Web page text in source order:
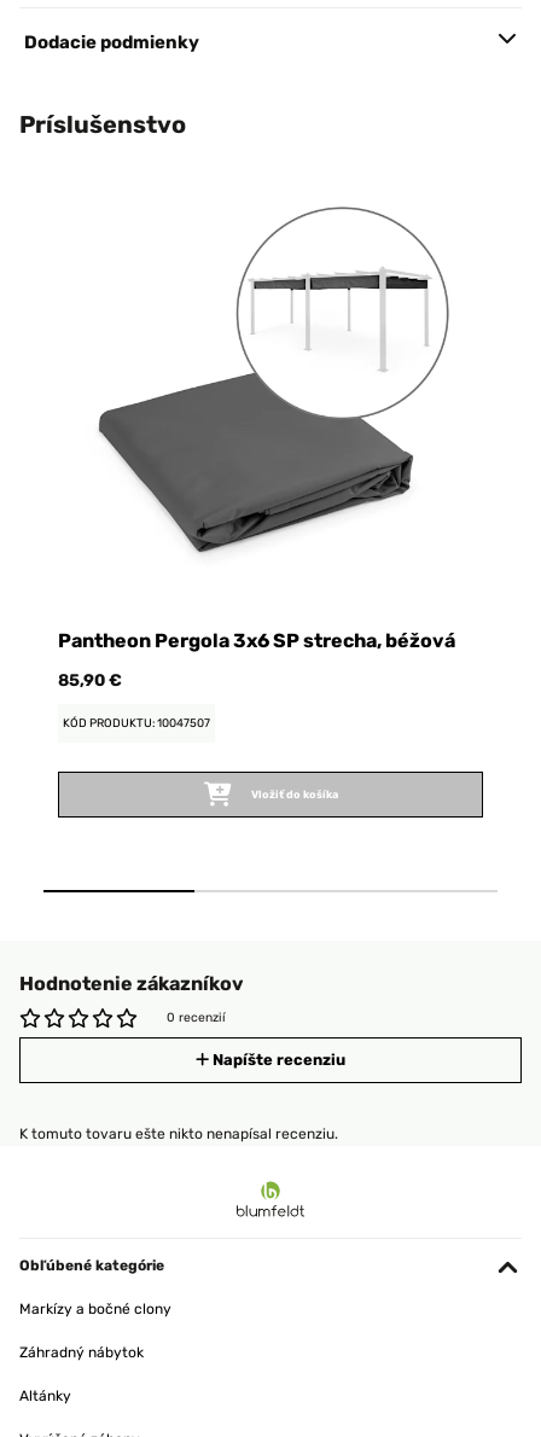
Dodacie podmienky
Príslušenstvo
Pantheon Pergola 3x6 SP strecha, béžová
85,90 €
KÓD PRODUKTU: 10047507
Vložiť do košíka
Hodnotenie zákazníkov
0 recenzií
Napíšte recenziu
K tomuto tovaru ešte nikto nenapísal recenziu.
Obľúbené kategórie
Markízy a bočné clony
Záhradný nábytok
Altánky